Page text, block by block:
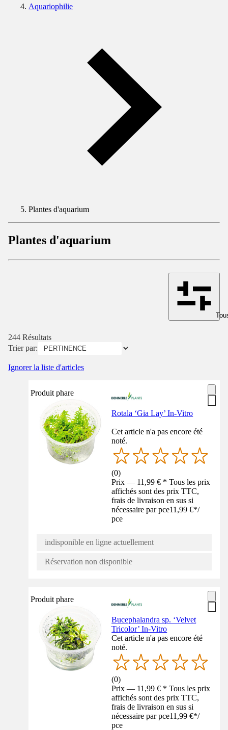
Aquariophilie
Plantes d'aquarium
Plantes d'aquarium
244 Résultats
Trier par:
Ignorer la liste d'articles
Produit phare
Rotala ‘Gia Lay’ In-Vitro
Cet article n'a pas encore été
noté.
(0)
Prix — 11,99 € * Tous les prix
affichés sont des prix TTC,
frais de livraison en sus si
nécessaire par pce11,99 €*/
pce
indisponible en ligne actuellement
Réservation non disponible
Produit phare
Bucephalandra sp. ‘Velvet
Tricolor’ In-Vitro
Cet article n'a pas encore été
noté.
(0)
Prix — 11,99 € * Tous les prix
affichés sont des prix TTC,
frais de livraison en sus si
nécessaire par pce11,99 €*/
pce